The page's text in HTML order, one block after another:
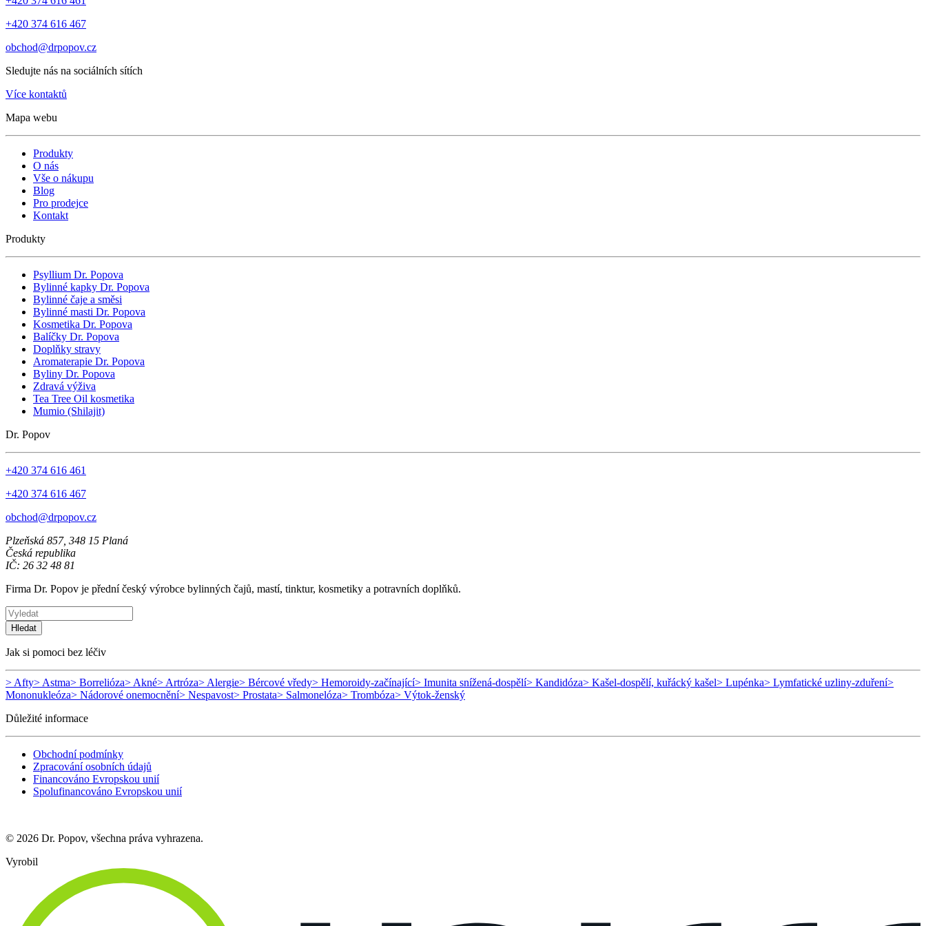
+420 374 616 467
obchod@drpopov.cz
Sledujte nás na sociálních sítích
Více kontaktů
Mapa webu
Produkty
O nás
Vše o nákupu
Blog
Pro prodejce
Kontakt
Produkty
Psyllium Dr. Popova
Bylinné kapky Dr. Popova
Bylinné čaje a směsi
Bylinné masti Dr. Popova
Kosmetika Dr. Popova
Balíčky Dr. Popova
Doplňky stravy
Aromaterapie Dr. Popova
Byliny Dr. Popova
Zdravá výživa
Tea Tree Oil kosmetika
Mumio (Shilajit)
Dr. Popov
+420 374 616 461
+420 374 616 467
obchod@drpopov.cz
Plzeňská 857, 348 15 Planá
Česká republika
IČ: 26 32 48 81
Firma Dr. Popov je přední český výrobce bylinných čajů, mastí, tinktur, kosmetiky a potravních doplňků.
Hledat
Jak si pomoci bez léčiv
> Afty> Astma> Borrelióza> Akné> Artróza> Alergie> Bércové vředy> Hemoroidy-začínající> Imunita snížená-dospělí> Kandidóza> Kašel-dospělí, kuřácký kašel> Lupénka> Lymfatické uzliny-zduření>
Mononukleóza> Nádorové onemocnění> Nespavost> Prostata> Salmonelóza> Trombóza> Výtok-ženský
Důležité informace
Obchodní podmínky
Zpracování osobních údajů
Financováno Evropskou unií
Spolufinancováno Evropskou unií
© 2026 Dr. Popov, všechna práva vyhrazena.
Vyrobil